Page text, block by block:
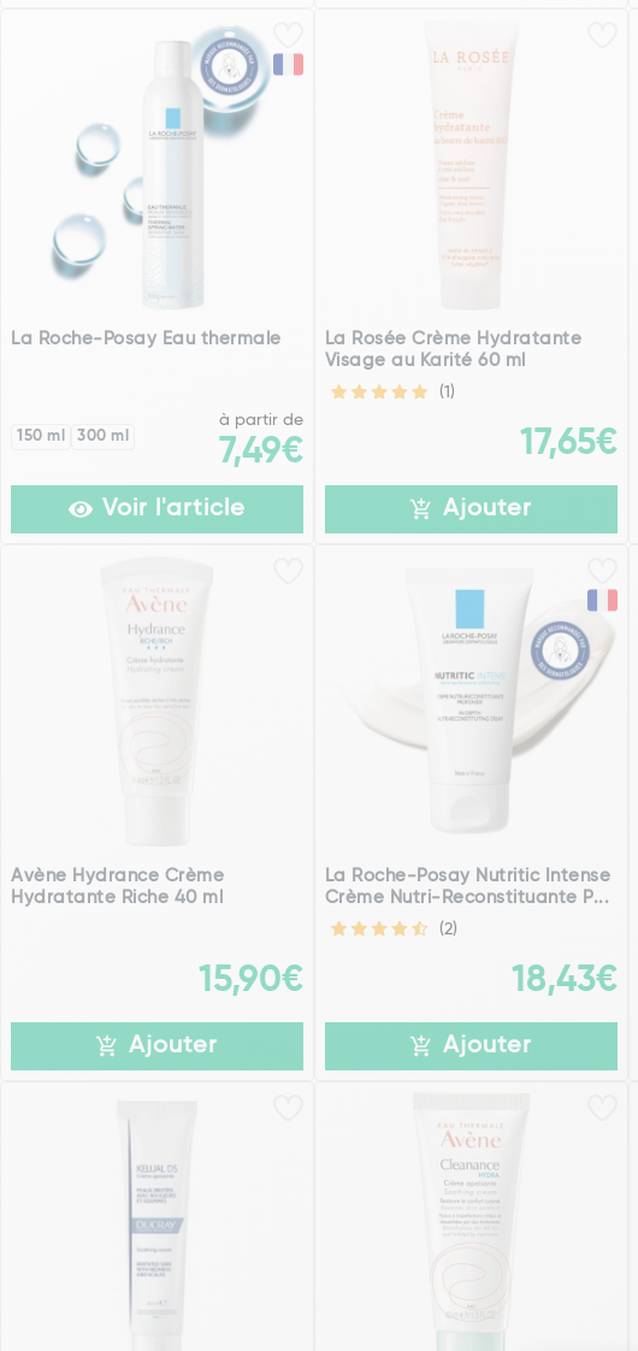
La Roche-Posay Eau thermale
150 ml 300 ml
à partir de
7,49€
Voir l'article
La Rosée Crème Hydratante
Visage au Karité 60 ml
(1)
17,65€
Ajouter
Avène Hydrance Crème
Hydratante Riche 40 ml
15,90€
Ajouter
La Roche-Posay Nutritic Intense
Crème Nutri-Reconstituante P...
(2)
18,43€
Ajouter